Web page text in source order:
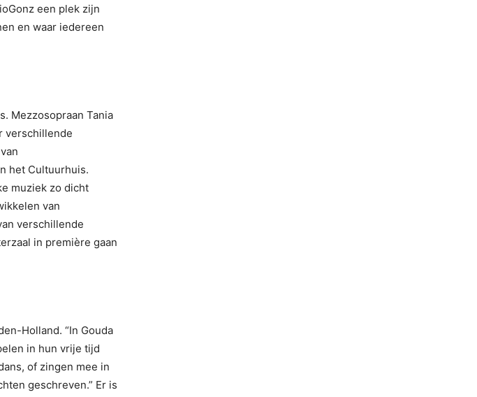
een plek zijn
en waar iedereen
Mezzosopraan Tania
verschillende
het Cultuurhuis.
muziek zo dicht
van
verschillende
in première gaan
Holland. “In Gouda
in hun vrije tijd
of zingen mee in
geschreven.” Er is